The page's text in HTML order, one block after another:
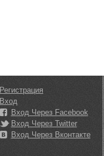
Регистрация
Вход
Вход Через Facebook
Вход Через Twitter
Вход Через Вконтакте